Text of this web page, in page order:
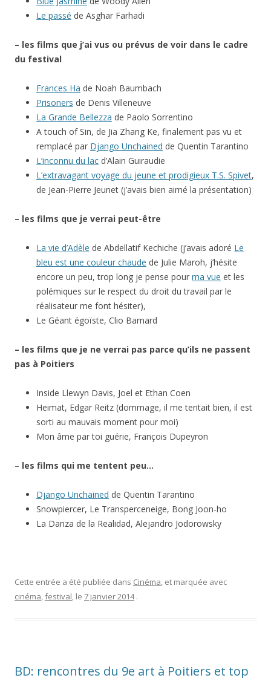
Le passé de Asghar Farhadi
– les films que j’ai vus ou prévus de voir dans le cadre
du festival
Frances Ha de Noah Baumbach
Prisoners de Denis Villeneuve
La Grande Bellezza de Paolo Sorrentino
A touch of Sin, de Jia Zhang Ke, finalement pas vu et
remplacé par Django Unchained de Quentin Tarantino
L’inconnu du lac d’Alain Guiraudie
L’extravagant voyage du jeune et prodigieux T.S. Spivet,
de Jean-Pierre Jeunet (j’avais bien aimé la présentation)
– les films que je verrai peut-être
La vie d’Adèle de Abdellatif Kechiche (j’avais adoré Le
bleu est une couleur chaude de Julie Maroh, j’hésite
encore un peu, trop long je pense pour ma vue et les
polémiques sur le respect du droit du travail par le
réalisateur me font hésiter),
Le Géant égoïste, Clio Barnard
– les films que je ne verrai pas parce qu’ils ne passent
pas à Poitiers
Inside Llewyn Davis, Joel et Ethan Coen
Heimat, Edgar Reitz (dommage, il me tentait bien, il est
sorti au mauvais moment pour moi)
Mon âme par toi guérie, François Dupeyron
– les films qui me tentent peu…
Django Unchained de Quentin Tarantino
Snowpiercer, Le Transperceneige, Bong Joon-ho
La Danza de la Realidad, Alejandro Jodorowsky
Cette entrée a été publiée dans Cinéma, et marquée avec
cinéma,festival, le 7 janvier 2014 .
BD: rencontres du 9e art à Poitiers et top